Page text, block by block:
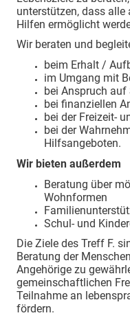
unterstützen, dass alle
Hilfen ermöglicht
Wir beraten und
beim Erhalt /
im Umgang mit
bei Anspruch
bei finanziellen
bei der Freizeit-
bei der
Hilfsangeboten.
Wir bieten außerdem
Beratung über
Wohnformen
Schul- und
Die Ziele des Treff F.
Beratung der
Angehörige zu
gemeinschaftlichen
Teilnahme an
fördern.